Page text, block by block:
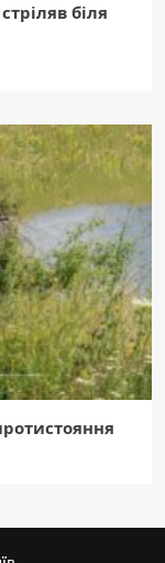
біля